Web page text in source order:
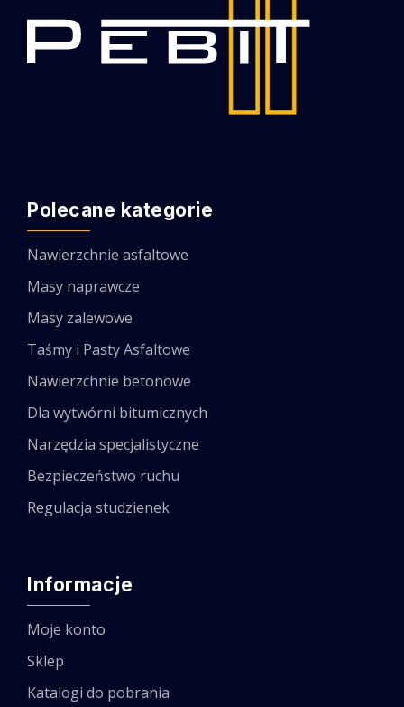
Polecane kategorie
Nawierzchnie asfaltowe
Masy naprawcze
Masy zalewowe
Taśmy i Pasty Asfaltowe
Nawierzchnie betonowe
Dla wytwórni bitumicznych
Narzędzia specjalistyczne
Bezpieczeństwo ruchu
Regulacja studzienek
Informacje
Moje konto
Sklep
Katalogi do pobrania